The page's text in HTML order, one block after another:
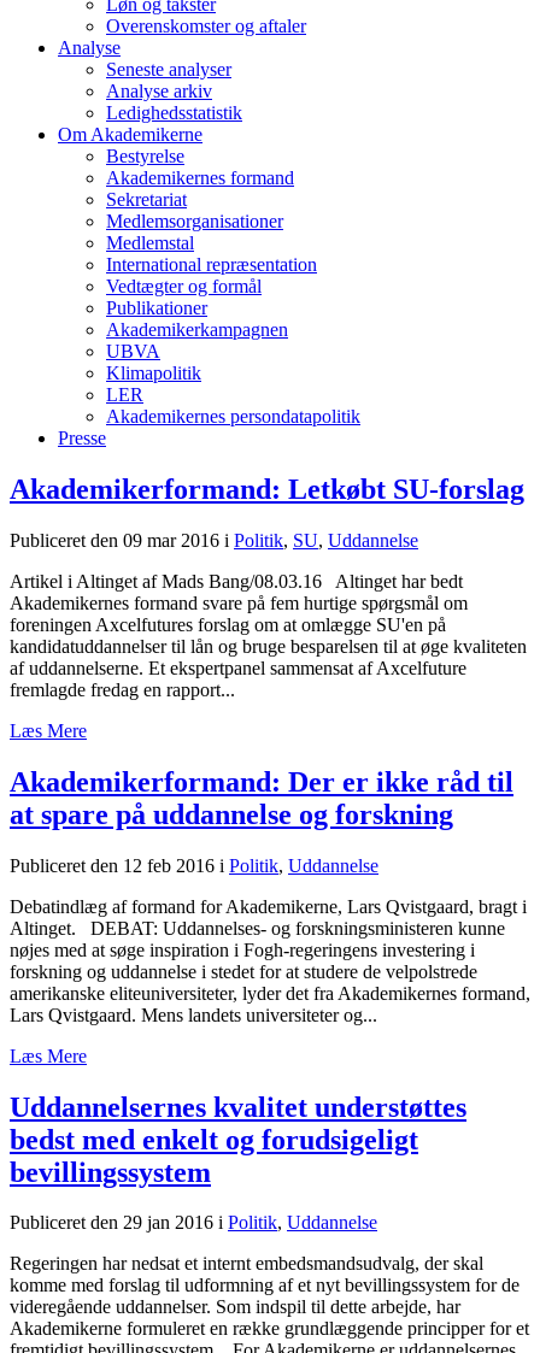
Løn og takster
Overenskomster og aftaler
Analyse
Seneste analyser
Analyse arkiv
Ledighedsstatistik
Om Akademikerne
Bestyrelse
Akademikernes formand
Sekretariat
Medlemsorganisationer
Medlemstal
International repræsentation
Vedtægter og formål
Publikationer
Akademikerkampagnen
UBVA
Klimapolitik
LER
Akademikernes persondatapolitik
Presse
Akademikerformand: Letkøbt SU-forslag
Publiceret den 09 mar 2016 i Politik, SU, Uddannelse
Artikel i Altinget af Mads Bang/08.03.16 Altinget har bedt
Akademikernes formand svare på fem hurtige spørgsmål om
foreningen Axcelfutures forslag om at omlægge SU'en på
kandidatuddannelser til lån og bruge besparelsen til at øge kvaliteten
af uddannelserne. Et ekspertpanel sammensat af Axcelfuture
fremlagde fredag en rapport...
Læs Mere
Akademikerformand: Der er ikke råd til
at spare på uddannelse og forskning
Publiceret den 12 feb 2016 i Politik, Uddannelse
Debatindlæg af formand for Akademikerne, Lars Qvistgaard, bragt i
Altinget. DEBAT: Uddannelses- og forskningsministeren kunne
nøjes med at søge inspiration i Fogh-regeringens investering i
forskning og uddannelse i stedet for at studere de velpolstrede
amerikanske eliteuniversiteter, lyder det fra Akademikernes formand,
Lars Qvistgaard. Mens landets universiteter og...
Læs Mere
Uddannelsernes kvalitet understøttes
bedst med enkelt og forudsigeligt
bevillingssystem
Publiceret den 29 jan 2016 i Politik, Uddannelse
Regeringen har nedsat et internt embedsmandsudvalg, der skal
komme med forslag til udformning af et nyt bevillingssystem for de
videregående uddannelser. Som indspil til dette arbejde, har
Akademikerne formuleret en række grundlæggende principper for et